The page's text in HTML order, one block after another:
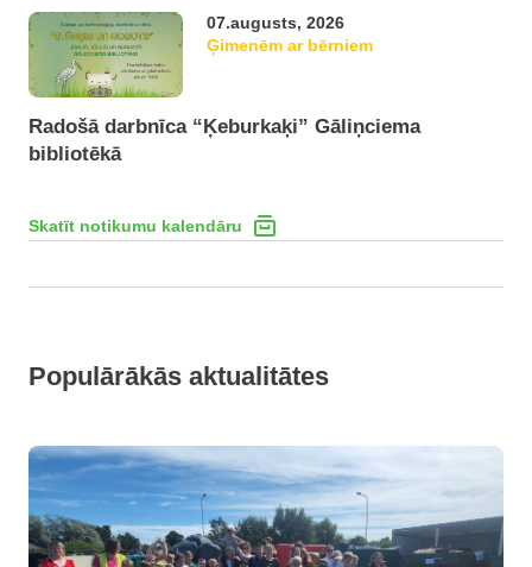
07.augusts, 2026
Ģimenēm ar bērniem
Radošā darbnīca “Ķeburkaķi” Gāliņciema
bibliotēkā
Skatīt notikumu kalendāru
Populārākās aktualitātes